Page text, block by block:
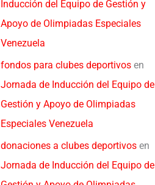
Inducción del Equipo de Gestión y
Apoyo de Olimpiadas Especiales
Venezuela
fondos para clubes deportivos en
Jornada de Inducción del Equipo de
Gestión y Apoyo de Olimpiadas
Especiales Venezuela
donaciones a clubes deportivos en
Jornada de Inducción del Equipo de